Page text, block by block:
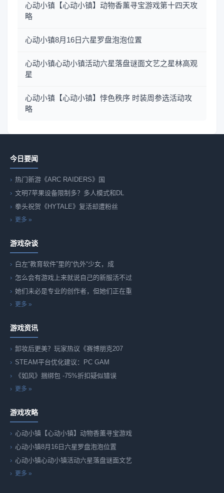
心动小镇【心动小镇】动物香薰寻宝游戏第十四天攻
略
心动小镇8月16日六星罗盘泡泡位置
心动小镇心动小镇活动六星落盘谜面文艺之星林高观
星
心动小镇【心动小镇】悖色秩序 时装周参选活动攻
略
今日要闻
热门新游《ARC RAIDERS》国
文明7苹果设备限制多？多人模式和DL
拳头祝贺《HYTALE》复活却遭粉丝
更多 »
游戏杂谈
白左“教育软件”里的“仇外“少女，成
怎么会有游戏上来就说自己的新服活不过
她们未必是专业的创作者，但她们正在重
更多 »
游戏资讯
卸妆后更美？玩家热议《赛博朋克207
STEAM平台优化建议：PC GAM
《如风》捆绑包 -75%折扣疑似错误
更多 »
游戏攻略
心动小镇【心动小镇】动物香薰寻宝游戏
心动小镇8月16日六星罗盘泡泡位置
心动小镇心动小镇活动六星落盘谜面文艺
更多 »